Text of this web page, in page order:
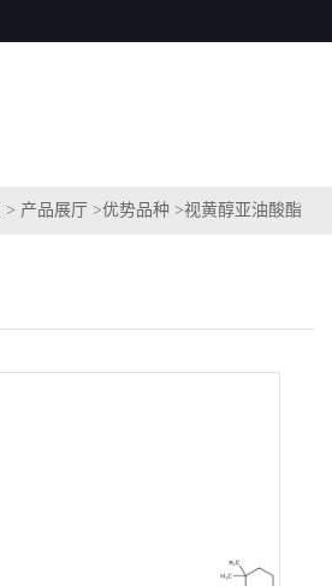
> 产品展厅 >优势品种 >视黄醇亚油酸酯